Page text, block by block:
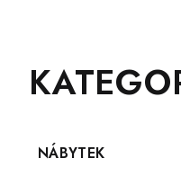
Přeskočit
kategorie
NÁBYTEK